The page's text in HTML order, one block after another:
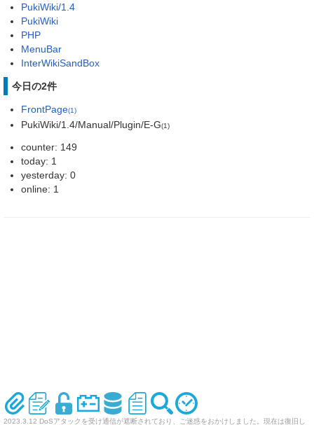
PukiWiki/1.4
PukiWiki
PHP
MenuBar
InterWikiSandBox
今日の2件
FrontPage(1)
PukiWiki/1.4/Manual/Plugin/E-G(1)
counter: 149
today: 1
yesterday: 0
online: 1
2023.3.12 DoSアタックを受け通信が遮断されており、ご迷惑をおかけしました。現在は復旧し